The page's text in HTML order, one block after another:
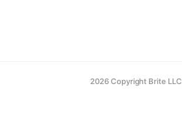
2026 Copyright Brite LLC